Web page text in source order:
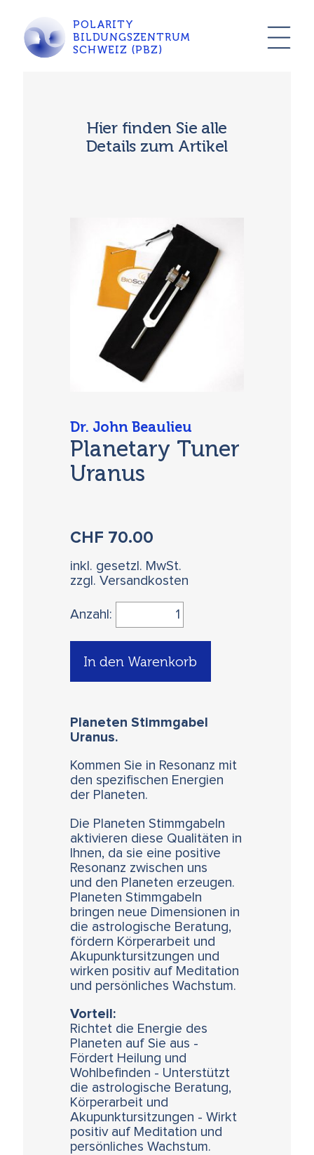
POLARITY
BILDUNGSZENTRUM
SCHWEIZ (PBZ)
Hier finden Sie alle
Details zum Artikel
Dr. John Beaulieu
Planetary Tuner
Uranus
CHF 70.00
inkl. gesetzl. MwSt.
zzgl. Versandkosten
Anzahl:
In den Warenkorb
Planeten Stimmgabel
Uranus.
Kommen Sie in Resonanz mit
den spezifischen Energien
der Planeten.
Die Planeten Stimmgabeln
aktivieren diese Qualitäten in
Ihnen, da sie eine positive
Resonanz zwischen uns
und den Planeten erzeugen.
Planeten Stimmgabeln
bringen neue Dimensionen in
die astrologische Beratung,
fördern Körperarbeit und
Akupunktursitzungen und
wirken positiv auf Meditation
und persönliches Wachstum.
Vorteil:
Richtet die Energie des
Planeten auf Sie aus -
Fördert Heilung und
Wohlbefinden - Unterstützt
die astrologische Beratung,
Körperarbeit und
Akupunktursitzungen - Wirkt
positiv auf Meditation und
persönliches Wachstum.